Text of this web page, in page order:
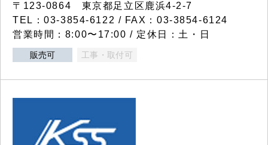
〒123-0864 東京都足立区鹿浜4-2-7
TEL：03-3854-6122 / FAX：03-3854-6124
営業時間：8:00〜17:00 / 定休日：土・日
販売可 工事・取付可